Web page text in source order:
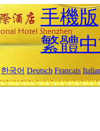
手機版
繁體
한국어 Deutsch Français